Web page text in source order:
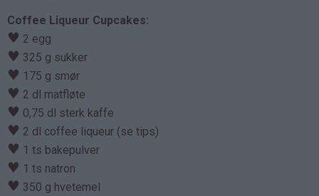
Coffee Liqueur Cupcakes:
♥ 2 egg
♥ 325 g sukker
♥ 175 g smør
♥ 2 dl matfløte
♥ 0,75 dl sterk kaffe
♥ 2 dl coffee liqueur (se tips)
♥ 1 ts bakepulver
♥ 1 ts natron
♥ 350 g hvetemel